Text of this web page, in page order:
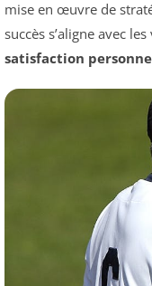
mise en œuvre de
succès s’aligne avec
satisfaction